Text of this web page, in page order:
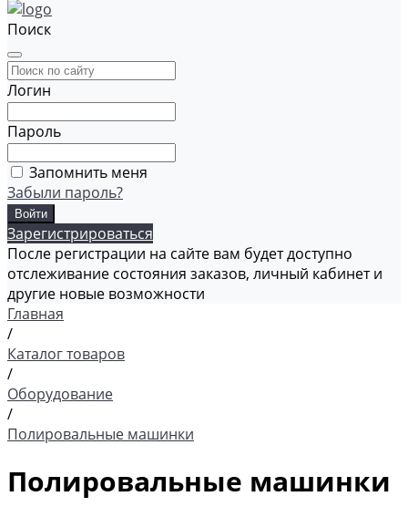
Поиск
Логин
Пароль
Запомнить меня
Забыли пароль?
Зарегистрироваться
После регистрации на сайте вам будет доступно
отслеживание состояния заказов, личный кабинет и
другие новые возможности
Главная
/
Каталог товаров
/
Оборудование
/
Полировальные машинки
Полировальные машинки